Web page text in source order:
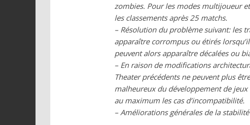
zombies. Pour les modes multijoueur
les classements après 25 matchs.
– Résolution du problème suivant: les
apparaître corrompus ou étirés
peuvent alors apparaître décalées ou
– En raison de modifications
Theater précédents ne peuvent plus
malheureux du développement de
au maximum les cas d’incompatibilité.
– Améliorations générales de la